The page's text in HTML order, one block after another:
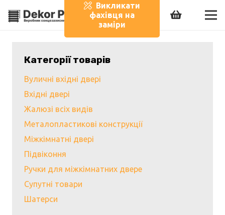
Викликати
фахівця на
заміри
Категорії товарів
Вуличні вхідні двері
Вхідні двері
Жалюзі всіх видів
Металопластикові конструкції
Міжкімнатні двері
Підвіконня
Ручки для міжкімнатних двере
Супутні товари
Шатерси